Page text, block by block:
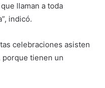
llaman a toda
indicó.
celebraciones asisten
porque tienen un